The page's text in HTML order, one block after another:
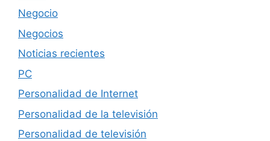
Negocio
Negocios
Noticias recientes
PC
Personalidad de Internet
Personalidad de la televisión
Personalidad de televisión